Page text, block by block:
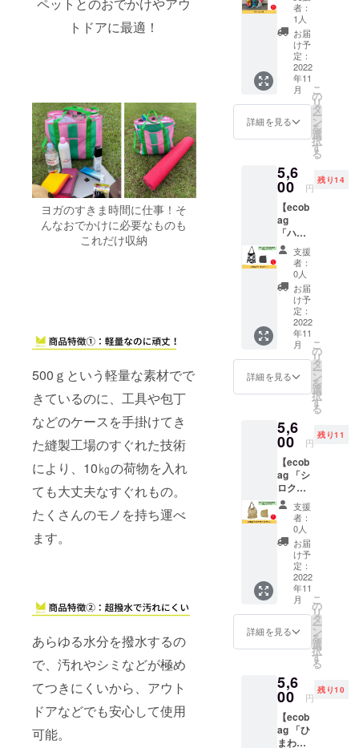
トドアに最適！
ヨガのすきま時間に仕事！そ
んなおでかけに必要なものも
これだけ収納
500ｇという軽量な素材でで
きているのに、工具や包丁
などのケースを手掛けてき
た縫製工場のすぐれた技術
により、10㎏の荷物を入れ
ても大丈夫なすぐれもの。
たくさんのモノを持ち運べ
ます。
あらゆる水分を撥水するの
で、汚れやシミなどが極め
てつきにくいから、アウト
ドアなどでも安心して使用
可能。
段で
す。
C100％
ストラ
イプ
C55％
PE45％
中綿
PE100
％ ●サ
イズ 高
さ:7㎝
幅:125
㎝ スト
の長さ:
約10㎝
※多少の
差異あ
り ※送
料込み
のお値
段で
す。
者：
1人
お届
け予
定：
2022
年11
月
詳細を見る
こ
の
リ
タ
ー
ン
を
選
択
す
る
5,6
00 円
残り14
【ecob
ag
「ハー
ト＆
ハー
ト」】
廃棄さ
れた生
地や衣
料をリ
サイク
ルして
作られ
た
RENU(
ポリエ
再生繊
維)を使
用した
エコ
バッグ
です。
ハート
＆ハー
ト柄に
なりま
す。 素
材:ポリ
エステ
ル100%
底板部:
塩化ビ
ニル
縦:39c
m
横:23c
mマ
チ:14c
支援
者：
0人
お届
け予
定：
2022
年11
月
詳細を見る
こ
の
リ
タ
ー
ン
を
選
択
す
る
5,6
00 円
残り11
【ecob
ag 「シ
ロクマ
＆ペッ
トボト
ル」】
廃棄さ
れた生
地や衣
料をリ
サイク
ルして
作られ
た
RENU(
ポリエ
再生繊
維)を使
用した
エコ
バッグ
です。
支援
者：
0人
お届
け予
定：
2022
年11
月
詳細を見る
こ
の
リ
タ
ー
ン
を
選
択
す
る
5,6
00 円
残り10
【ecob
ag 「ひ
まわり